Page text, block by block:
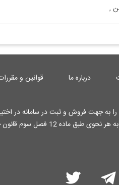
,
درباره ما قوانین و
به جهت فروش و ثبت در سامانه در
کارشناسان وب سایت قرار دهند . تمامی حقوق این وب سایت محفوظ می باشد و استفاده غیر مجاز از آثار ثبت شده